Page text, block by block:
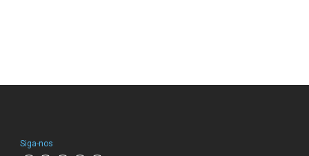
Siga-nos